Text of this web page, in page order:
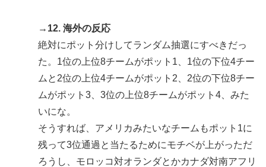
→12. 海外の反応
絶対にポット分けしてランダム抽選にすべきだっ
た。1位の上位8チームがポット1、1位の下位4チー
ムと2位の上位4チームがポット2、2位の下位8チー
ムがポット3、3位の上位8チームがポット4、みた
いにな。
そうすれば、アメリカみたいなチームもポット1に
残って3位通過と当たるためにモチベが上がっただ
ろうし、モロッコ対オランダとかカナダ対南アフリ